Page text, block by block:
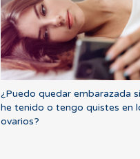
¿Puedo quedar embarazada si
he tenido o tengo quistes en
ovarios?